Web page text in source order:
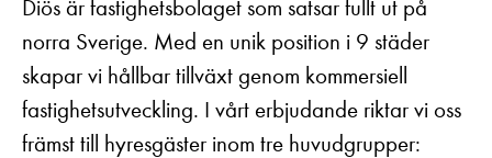
Diös är fastighetsbolaget som satsar fullt ut på
norra Sverige. Med en unik position i 9 städer
skapar vi hållbar tillväxt genom kommersiell
fastighetsutveckling. I vårt erbjudande riktar vi oss
främst till hyresgäster inom tre huvudgrupper: